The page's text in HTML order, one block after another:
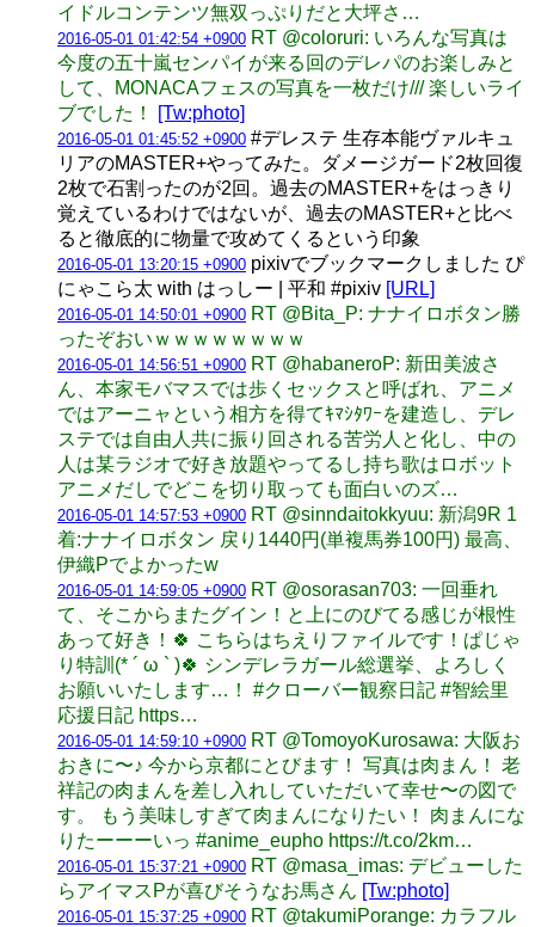
イドルコンテンツ無双っぷりだと大坪さ…
2016-05-01 01:42:54 +0900 RT @coloruri: いろんな写真は
今度の五十嵐センパイが来る回のデレパのお楽しみと
して、MONACAフェスの写真を一枚だけ/// 楽しいライ
ブでした！
[Tw:photo]
2016-05-01 01:45:52 +0900 #デレステ 生存本能ヴァルキュ
リアのMASTER+やってみた。ダメージガード2枚回復
2枚で石割ったのが2回。過去のMASTER+をはっきり
覚えているわけではないが、過去のMASTER+と比べ
ると徹底的に物量で攻めてくるという印象
2016-05-01 13:20:15 +0900 pixivでブックマークしました ぴ
にゃこら太 with はっしー | 平和 #pixiv [URL]
2016-05-01 14:50:01 +0900 RT @Bita_P: ナナイロボタン勝
ったぞおいｗｗｗｗｗｗｗｗ
2016-05-01 14:56:51 +0900 RT @habaneroP: 新田美波さ
ん、本家モバマスでは歩くセックスと呼ばれ、アニメ
ではアーニャという相方を得てｷﾏｼﾀﾜｰを建造し、デレ
ステでは自由人共に振り回される苦労人と化し、中の
人は某ラジオで好き放題やってるし持ち歌はロボット
アニメだしでどこを切り取っても面白いのズ…
2016-05-01 14:57:53 +0900 RT @sinndaitokkyuu: 新潟9R 1
着:ナナイロボタン 戻り1440円(単複馬券100円) 最高、
伊織Pでよかったw
2016-05-01 14:59:05 +0900 RT @osorasan703: 一回垂れ
て、そこからまたグイン！と上にのびてる感じが根性
あって好き！🍀 こちらはちえりファイルです！ぱじゃ
り特訓(* ´ ω ` )🍀 シンデレラガール総選挙、よろしく
お願いいたします…！ #クローバー観察日記 #智絵里
応援日記 https…
2016-05-01 14:59:10 +0900 RT @TomoyoKurosawa: 大阪お
おきに〜♪ 今から京都にとびます！ 写真は肉まん！ 老
祥記の肉まんを差し入れしていただいて幸せ〜の図で
す。 もう美味しすぎて肉まんになりたい！ 肉まんにな
りたーーーいっ #anime_eupho https://t.co/2km…
2016-05-01 15:37:21 +0900 RT @masa_imas: デビューした
らアイマスPが喜びそうなお馬さん [Tw:photo]
2016-05-01 15:37:25 +0900 RT @takumiPorange: カラフル